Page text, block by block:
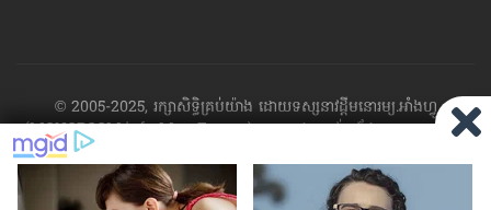
© 2005-2025, រក្សាសិទ្ធិគ្រប់យ៉ាង ដោយទស្សនាវដ្ដី​មនោរម្យ.អាំងហ្វូ
(MONOROOM.info Mag France)។ ហាម​ដក​ស្រង់​នូវ​ផ្នែក​ណា​មួយ​ ឬ​ផ្នែក​
ទាំង​អស់ ​នៃ​ការ​ផ្សាយ​របស់​ទស្សនាវដ្ដី​​មនោរម្យ.អាំងហ្វូ យក​ទៅ​​បោះពុម្ព នៅ
លើក្រដាស ឬតាម​ប្រព័ន្ធ​អេឡិច​ត្រូនិច - ផ្សាយ​តាម​រលក​ធាតុអាកាស ឬតាមប្រព័ន្ធ
អេឡិចត្រូនិច - សរសេរ​ឡើង​វិញ ឬ​ចែក​ចាយ​ តាមវិធីណាក៏ដោយ ដោយ​គ្មាន​ការ​